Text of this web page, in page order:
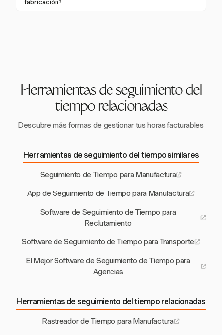
datos, reduce la carga administrativa y asegura una
fabricación?
Herramientas de seguimiento del
tiempo relacionadas
Descubre más formas de gestionar tus horas facturables
Herramientas de seguimiento del tiempo similares
Seguimiento de Tiempo para Manufactura
App de Seguimiento de Tiempo para Manufactura
Software de Seguimiento de Tiempo para
Reclutamiento
Software de Seguimiento de Tiempo para Transporte
El Mejor Software de Seguimiento de Tiempo para
Agencias
Herramientas de seguimiento del tiempo relacionadas
Rastreador de Tiempo para Manufactura